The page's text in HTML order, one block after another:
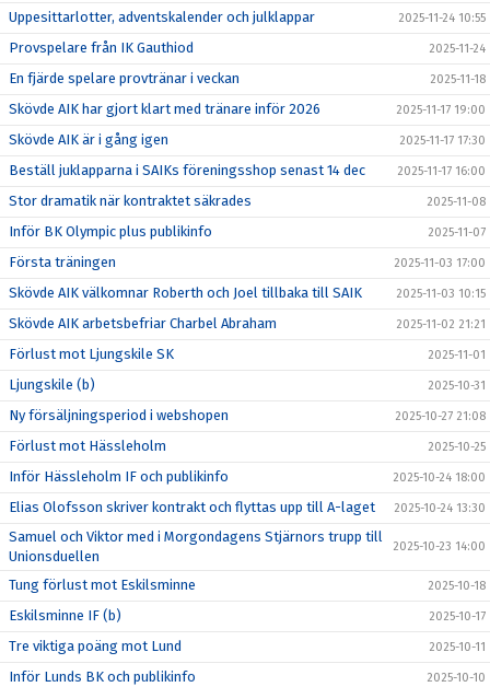
Uppesittarlotter, adventskalender och julklappar 2025-11-24 10:55
Provspelare från IK Gauthiod 2025-11-24
En fjärde spelare provtränar i veckan 2025-11-18
Skövde AIK har gjort klart med tränare inför 2026 2025-11-17 19:00
Skövde AIK är i gång igen 2025-11-17 17:30
Beställ juklapparna i SAIKs föreningsshop senast 14 dec 2025-11-17 16:00
Stor dramatik när kontraktet säkrades 2025-11-08
Inför BK Olympic plus publikinfo 2025-11-07
Första träningen 2025-11-03 17:00
Skövde AIK välkomnar Roberth och Joel tillbaka till SAIK 2025-11-03 10:15
Skövde AIK arbetsbefriar Charbel Abraham 2025-11-02 21:21
Förlust mot Ljungskile SK 2025-11-01
Ljungskile (b) 2025-10-31
Ny försäljningsperiod i webshopen 2025-10-27 21:08
Förlust mot Hässleholm 2025-10-25
Inför Hässleholm IF och publikinfo 2025-10-24 18:00
Elias Olofsson skriver kontrakt och flyttas upp till A-laget 2025-10-24 13:30
Samuel och Viktor med i Morgondagens Stjärnors trupp till
Unionsduellen
2025-10-23 14:00
Tung förlust mot Eskilsminne 2025-10-18
Eskilsminne IF (b) 2025-10-17
Tre viktiga poäng mot Lund 2025-10-11
Inför Lunds BK och publikinfo 2025-10-10